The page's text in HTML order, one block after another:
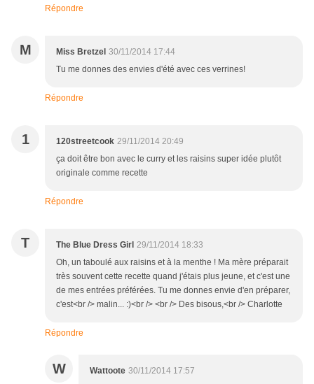
Répondre
M Miss Bretzel 30/11/2014 17:44
Tu me donnes des envies d'été avec ces verrines!
Répondre
1 120streetcook 29/11/2014 20:49
ça doit être bon avec le curry et les raisins super idée plutôt
originale comme recette
Répondre
T The Blue Dress Girl 29/11/2014 18:33
Oh, un taboulé aux raisins et à la menthe ! Ma mère préparait
très souvent cette recette quand j'étais plus jeune, et c'est une
de mes entrées préférées. Tu me donnes envie d'en préparer,
c'est<br /> malin... :)<br /> <br /> Des bisous,<br /> Charlotte
Répondre
W Wattoote 30/11/2014 17:57